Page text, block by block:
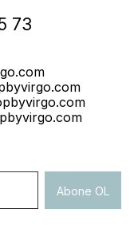
73
Abone OL